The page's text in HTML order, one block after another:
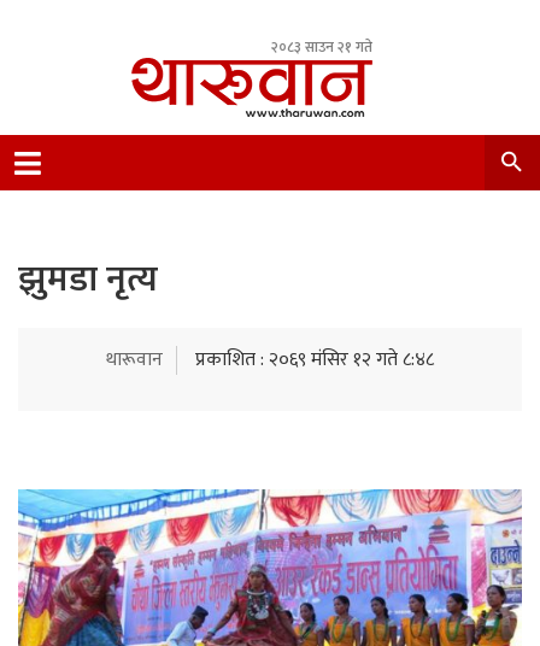
२०८३ साउन २१ गते
Nepal.
झुमडा नृत्य
थारूवान प्रकाशित : २०६९ मंसिर १२ गते ८:४८